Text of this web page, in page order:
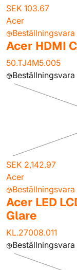
SEK 103.67
Acer
Beställningsvara
Acer HDMI
50.TJ4M5.005
Beställningsvara
SEK 2,142.97
Acer
Beställningsvara
Acer LED
Glare
KL.27008.011
Beställningsvara